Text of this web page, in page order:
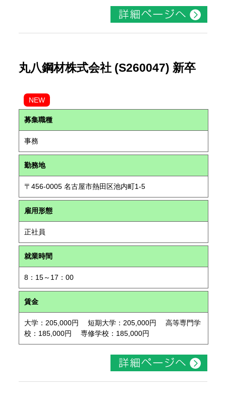
丸八鋼材株式会社 (S260047) 新卒
NEW
募集職種
事務
勤務地
〒456-0005 名古屋市熱田区池内町1-5
雇用形態
正社員
就業時間
8：15～17：00
賃金
大学：205,000円 短期大学：205,000円 高等専門学
校：185,000円 専修学校：185,000円